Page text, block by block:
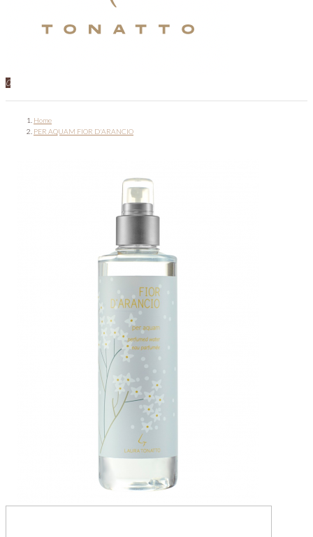
0
Home
PER AQUAM FIOR D'ARANCIO